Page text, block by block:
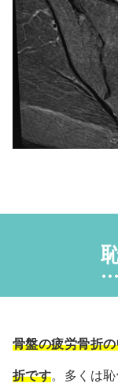
骨盤の疲労骨折
折です。多くは